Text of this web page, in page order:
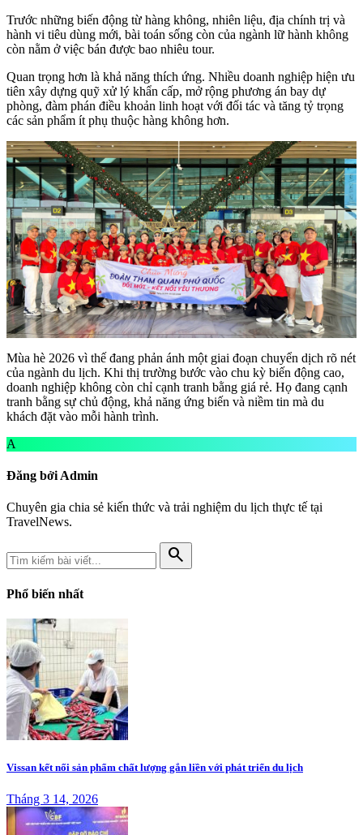
Trước những biến động từ hàng không, nhiên liệu, địa chính trị và
hành vi tiêu dùng mới, bài toán sống còn của ngành lữ hành không
còn nằm ở việc bán được bao nhiêu tour.
Quan trọng hơn là khả năng thích ứng. Nhiều doanh nghiệp hiện ưu
tiên xây dựng quỹ xử lý khẩn cấp, mở rộng phương án bay dự
phòng, đàm phán điều khoản linh hoạt với đối tác và tăng tỷ trọng
các sản phẩm ít phụ thuộc hàng không hơn.
Mùa hè 2026 vì thế đang phản ánh một giai đoạn chuyển dịch rõ nét
của ngành du lịch. Khi thị trường bước vào chu kỳ biến động cao,
doanh nghiệp không còn chỉ cạnh tranh bằng giá rẻ. Họ đang cạnh
tranh bằng sự chủ động, khả năng ứng biến và niềm tin mà du
khách đặt vào mỗi hành trình.
A
Đăng bởi Admin
Chuyên gia chia sẻ kiến thức và trải nghiệm du lịch thực tế tại
TravelNews.
search
Phổ biến nhất
Vissan kết nối sản phẩm chất lượng gắn liền với phát triển du lịch
Tháng 3 14, 2026